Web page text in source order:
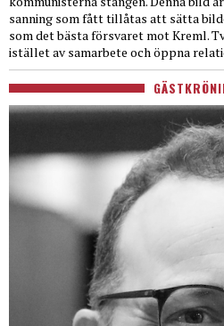
sanning som fått tillåtas att sätta
som det bästa försvaret mot Kreml.
istället av samarbete och öppna